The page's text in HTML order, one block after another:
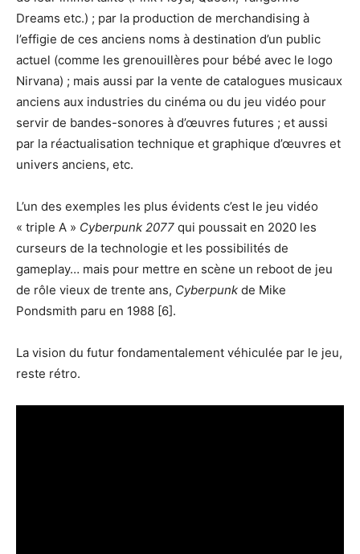
Dreams etc.) ; par la production de merchandising à
l’effigie de ces anciens noms à destination d’un public
actuel (comme les grenouillères pour bébé avec le logo
Nirvana) ; mais aussi par la vente de catalogues musicaux
anciens aux industries du cinéma ou du jeu vidéo pour
servir de bandes-sonores à d’œuvres futures ; et aussi
par la réactualisation technique et graphique d’œuvres et
univers anciens, etc.
L’un des exemples les plus évidents c’est le jeu vidéo
« triple A » Cyberpunk 2077 qui poussait en 2020 les
curseurs de la technologie et les possibilités de
gameplay… mais pour mettre en scène un reboot de jeu
de rôle vieux de trente ans, Cyberpunk de Mike
Pondsmith paru en 1988 [6].
La vision du futur fondamentalement véhiculée par le jeu,
reste rétro.